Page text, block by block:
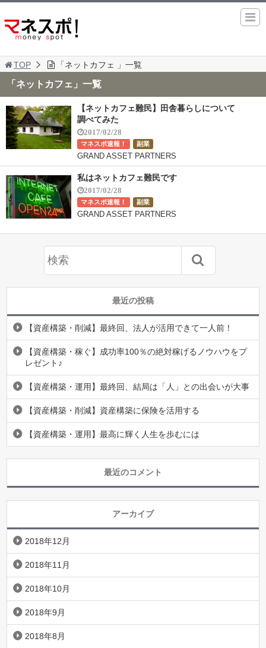
TOP 「ネットカフェ 」一覧
「ネットカフェ」一覧
【ネットカフェ難民】田舎暮らしについて
調べてみた
2017/02/28
マネスポ速報！ 副業
GRAND ASSET PARTNERS
私はネットカフェ難民です
2017/02/28
マネスポ速報！ 副業
GRAND ASSET PARTNERS
最近の投稿
【資産構築・削減】最終回、法人が活用できて一人前！
【資産構築・稼ぐ】成功率100％の絶対稼げるノウハウをプ
レゼント♪
【資産構築・運用】最終回、結局は「人」との出会いが大事
【資産構築・削減】資産構築に保険を活用する
【資産構築・運用】最高に輝く人生を歩むには
最近のコメント
アーカイブ
2018年12月
2018年11月
2018年10月
2018年9月
2018年8月